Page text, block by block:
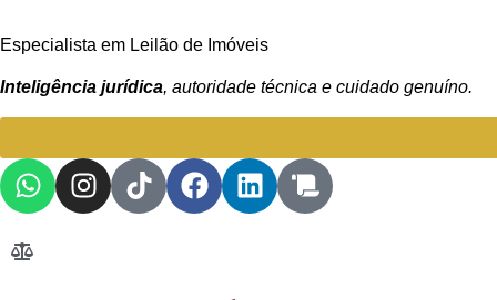
Especialista em Leilão de Imóveis
Inteligência jurídica, autoridade técnica e cuidado genuíno.